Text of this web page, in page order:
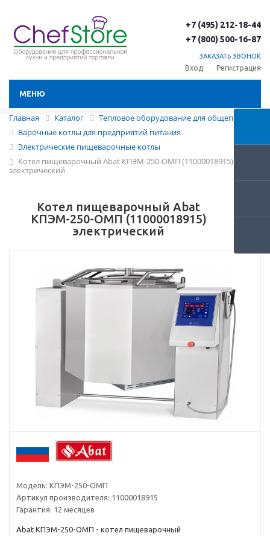
+7 (495) 212-18-44
+7 (800) 500-16-87
ЗАКАЗАТЬ ЗВОНОК
Вход Регистрация
МЕНЮ
Главная Каталог
Тепловое оборудование для общепита
Варочные котлы для предприятий питания
Электрические пищеварочные котлы
Котел пищеварочный Abat КПЭМ-250-ОМП (11000018915)
электрический
Котел пищеварочный Abat
КПЭМ-250-ОМП (11000018915)
электрический
Модель: КПЭМ-250-ОМП
Артикул производителя: 11000018915
Гарантия: 12 месяцев
Abat КПЭМ-250-ОМП - котел пищеварочный